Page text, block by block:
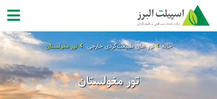
خانه تور های طبیعت‌گردی خارجی تور مغولستان
تور مغولستان